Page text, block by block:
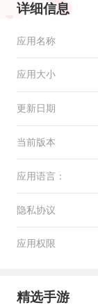
详细信息
应用名称
应用大小
更新日期
当前版本
应用语言：
隐私协议
应用权限
精选手游